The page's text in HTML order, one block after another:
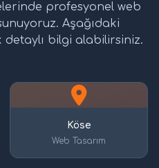
profesyonel web
Aşağıdaki
bilgi alabilirsiniz.
Köse
Web Tasarım